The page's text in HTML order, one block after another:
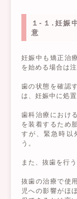
１-１.妊娠
意
妊娠中も矯正治
を始める場合は
歯の状態を確認
は、妊娠中に処
歯科治療におけ
を装着するため
すが、緊急時以
う。
また、抜歯を行
抜歯の治療で使
児への影響がほ